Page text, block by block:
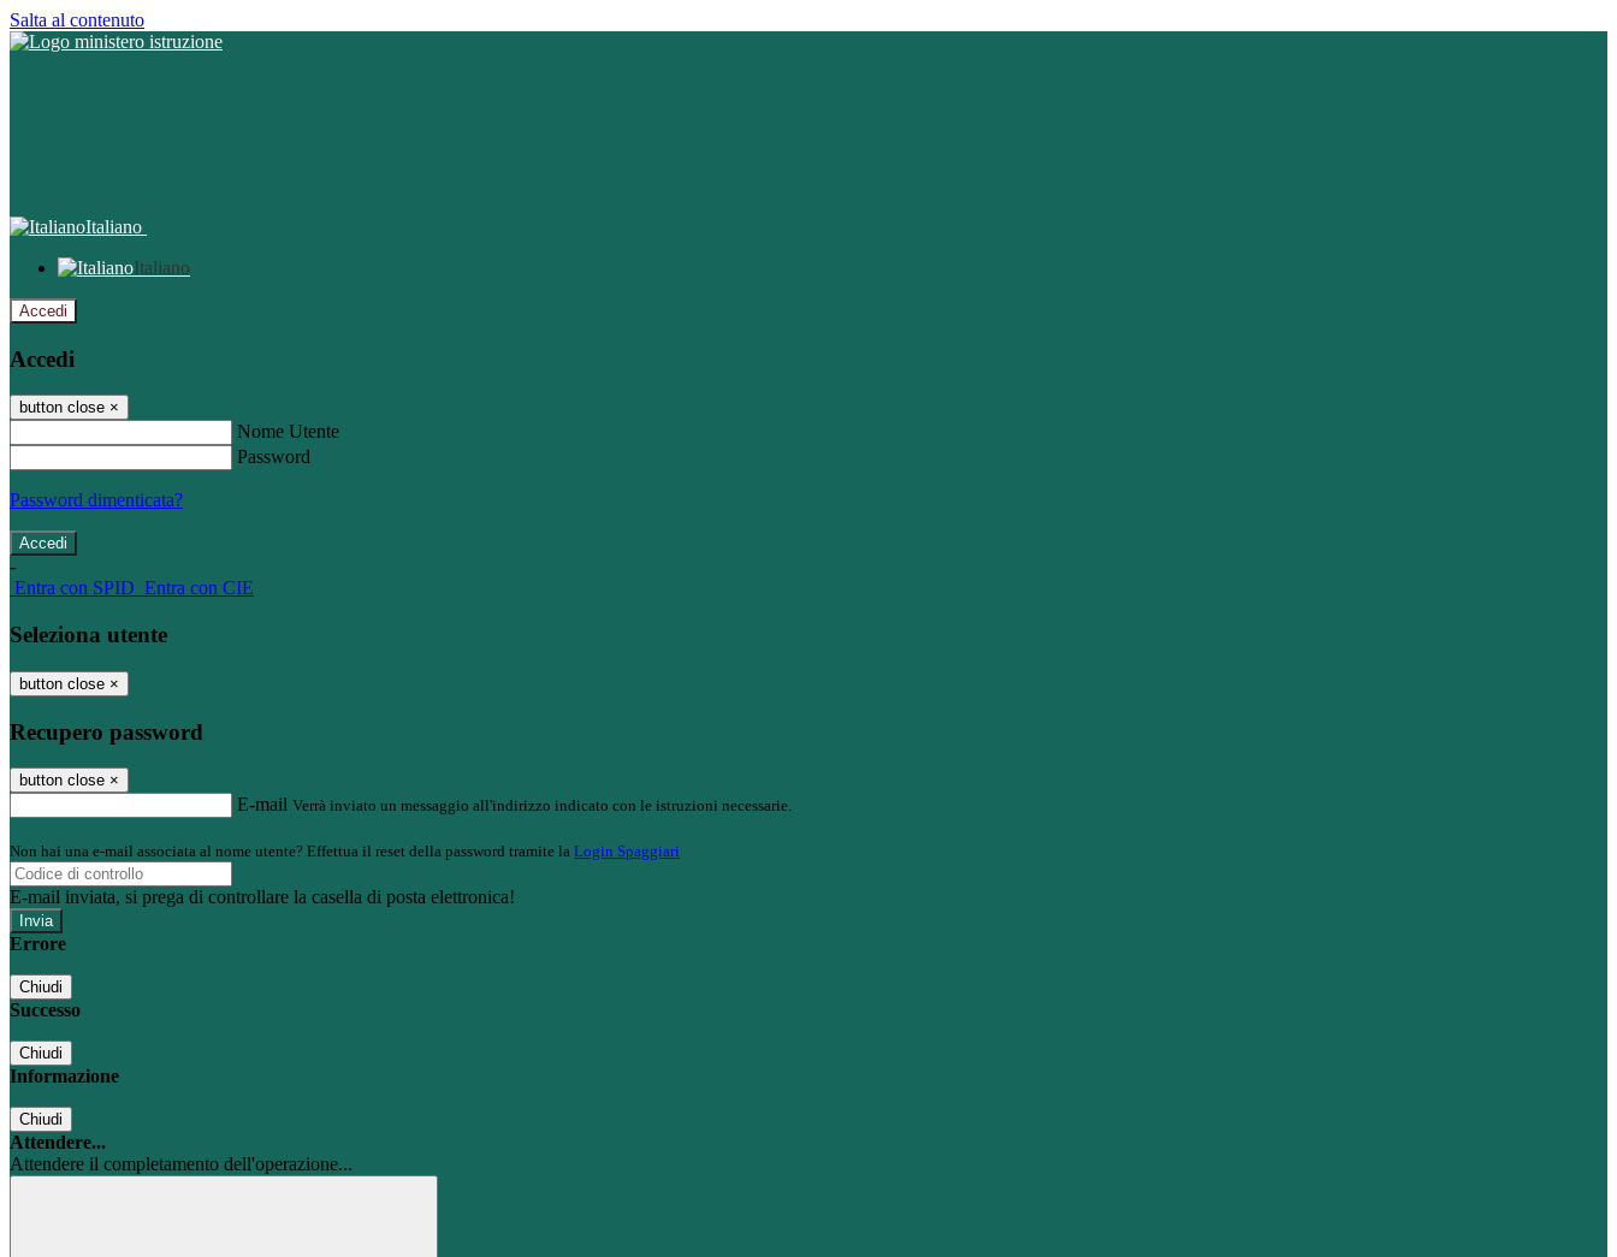
Salta al contenuto
Italiano
Italiano
Accedi
Accedi
button close ×
Nome Utente
Password
Password dimenticata?
-
Entra con SPID Entra con CIE
Seleziona utente
button close ×
Recupero password
button close ×
E-mail Verrà inviato un messaggio all'indirizzo indicato con le istruzioni necessarie.
Non hai una e-mail associata al nome utente? Effettua il reset della password tramite la Login Spaggiari
E-mail inviata, si prega di controllare la casella di posta elettronica!
Errore
Chiudi
Successo
Chiudi
Informazione
Chiudi
Attendere...
Attendere il completamento dell'operazione...